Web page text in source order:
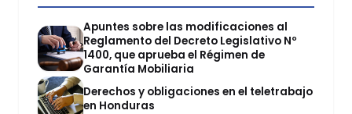
Apuntes sobre las modificaciones al
Reglamento del Decreto Legislativo Nº
1400, que aprueba el Régimen de
Garantía Mobiliaria
Derechos y obligaciones en el teletrabajo
en Honduras